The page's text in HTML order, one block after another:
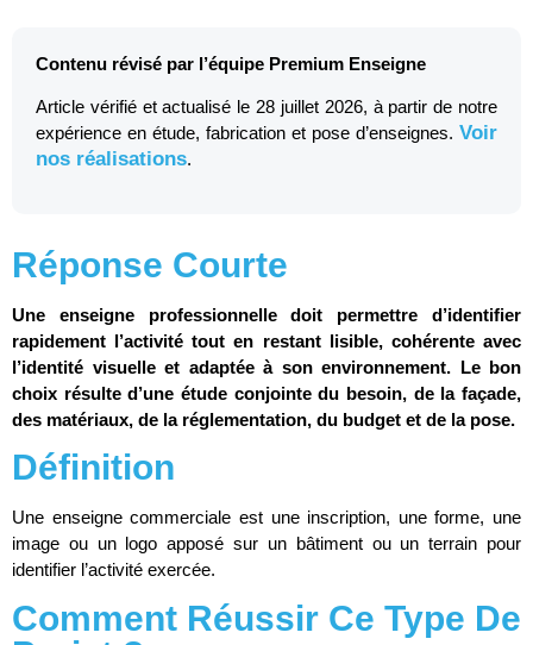
Contenu révisé par l’équipe Premium Enseigne
Article vérifié et actualisé le 28 juillet 2026, à partir de notre
expérience en étude, fabrication et pose d’enseignes. Voir
nos réalisations.
Réponse Courte
Une enseigne professionnelle doit permettre d’identifier
rapidement l’activité tout en restant lisible, cohérente avec
l’identité visuelle et adaptée à son environnement. Le bon
choix résulte d’une étude conjointe du besoin, de la façade,
des matériaux, de la réglementation, du budget et de la pose.
Définition
Une enseigne commerciale est une inscription, une forme, une
image ou un logo apposé sur un bâtiment ou un terrain pour
identifier l’activité exercée.
Comment Réussir Ce Type De